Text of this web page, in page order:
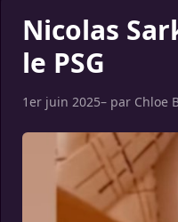
Nicolas
le PSG
1er juin 2025– par Chloe